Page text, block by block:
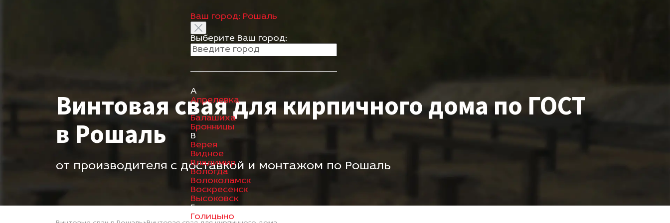
Ваш город: Рошаль
Выберите Ваш город:
А
Апрелевка
Б
Балашиха
Бронницы
В
Верея
Видное
Владимир
Вологда
Волоколамск
Воскресенск
Высоковск
Г
Голицыно
Винтовая свая для кирпичного домапо ГОСТ
в Рошаль
от производителя с доставкой и монтажом по Рошаль